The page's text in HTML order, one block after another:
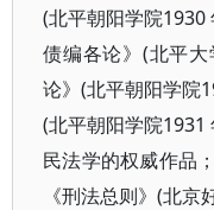
(北平朝阳学院1930
债编各论》(北平
论》(北平朝阳学院
(北平朝阳学院1931
民法学的权威作品
《刑法总则》(北